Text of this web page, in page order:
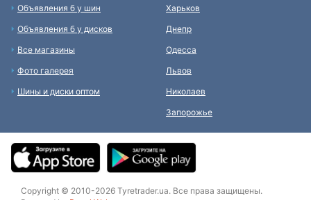
Объявления б у шин
Объявления б у дисков
Все магазины
Фото галерея
Шины и диски оптом
Харьков
Днепр
Одесса
Львов
Николаев
Запорожье
Copyright © 2010-2026 Tyretrader.ua. Все права защищены.